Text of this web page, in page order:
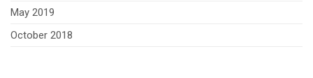
May 2019
October 2018